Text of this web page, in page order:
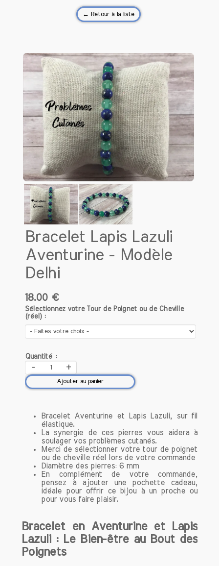
← Retour à la liste
Bracelet Lapis Lazuli
Aventurine - Modèle
Delhi
18.00 €
Sélectionnez votre Tour de Poignet ou de Cheville
(réel) :
Quantité :
- +
Ajouter au panier
Bracelet Aventurine et Lapis Lazuli, sur fil
élastique.
La synergie de ces pierres vous aidera à
soulager vos problèmes cutanés.
Merci de sélectionner votre tour de poignet
ou de cheville réel lors de votre commande
Diamètre des pierres: 6 mm
En complément de votre commande,
pensez à ajouter une pochette cadeau,
idéale pour offrir ce bijou à un proche ou
pour vous faire plaisir.
Bracelet en Aventurine et Lapis
Lazuli : Le Bien-être au Bout des
Poignets